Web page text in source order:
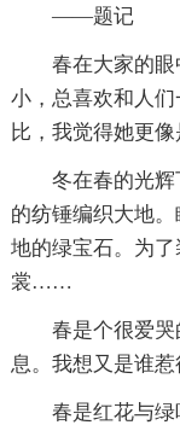
——题记
春在大家的
小，总喜欢和人
比，我觉得她更像
冬在春的光
的纺锤编织大地
地的绿宝石。为
裳……
春是个很爱
息。我想又是谁惹
春是红花与